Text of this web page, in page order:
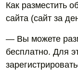
Как разместить
сайта (сайт за
— Вы можете
бесплатно. Для